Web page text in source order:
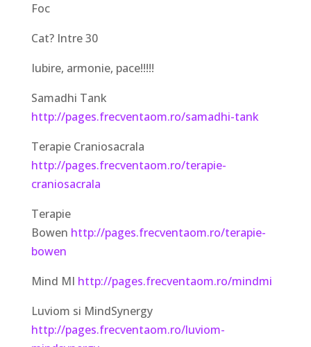
Foc
Cat? Intre 30
Iubire, armonie, pace!!!!!
Samadhi Tank
http://pages.frecventaom.ro/samadhi-tank
Terapie Craniosacrala
http://pages.frecventaom.ro/terapie-
craniosacrala
Terapie
Bowen http://pages.frecventaom.ro/terapie-
bowen
Mind MI http://pages.frecventaom.ro/mindmi
Luviom si MindSynergy
http://pages.frecventaom.ro/luviom-